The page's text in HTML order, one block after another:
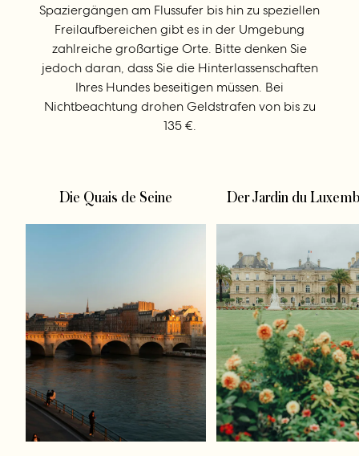
Spaziergängen am Flussufer bis hin zu speziellen
Freilaufbereichen gibt es in der Umgebung
zahlreiche großartige Orte. Bitte denken Sie
jedoch daran, dass Sie die Hinterlassenschaften
Ihres Hundes beseitigen müssen. Bei
Nichtbeachtung drohen Geldstrafen von bis zu
135 €.
Die Quais de Seine Der Jardin du